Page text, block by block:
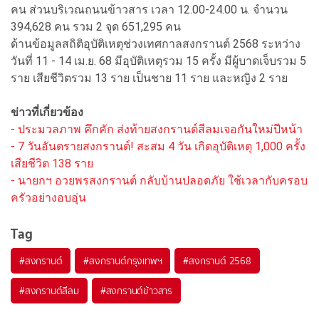
คน ส่วนบริเวณถนนข้าวสาร เวลา 12.00-24.00 น. จำนวน
394,628 คน รวม 2 จุด 651,295 คน
ด้านข้อมูลสถิติอุบัติเหตุช่วงเทศกาลสงกรานต์ 2568 ระหว่าง
วันที่ 11 - 14 เม.ย. 68 มีอุบัติเหตุรวม 15 ครั้ง มีผู้บาดเจ็บรวม 5
ราย เสียชีวิตรวม 13 ราย เป็นชาย 11 ราย และหญิง 2 ราย
ข่าวที่เกี่ยวข้อง
- ประมวลภาพ คึกคัก ส่งท้ายสงกรานต์สีลมเจอกันใหม่ปีหน้า
- 7 วันอันตรายสงกรานต์! สะสม 4 วัน เกิดอุบัติเหตุ 1,000 ครั้ง
เสียชีวิต 138 ราย
- นายกฯ อวยพรสงกรานต์ กลับบ้านปลอดภัย ใช้เวลากับครอบ
ครัวอย่างอบอุ่น
Tag
#สงกรานต์ #สงกรานต์กรุงเทพฯ #สงกรานต์ 2568
#สงกรานต์สีลม #สงกรานต์ข้าวสาร